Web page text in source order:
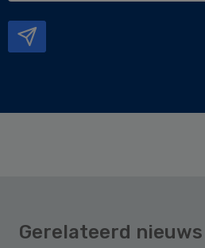
Gerelateerd nieuws